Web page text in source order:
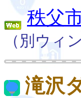
秩父
（別ウィ
滝沢